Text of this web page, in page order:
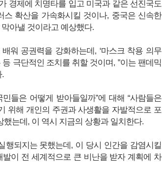
경제에 치명타를 입고 미국과 같은 선진국도
확산을 가속화시킬 것이나, 중국은 신속한
아낼 것이라고 예상했다.
워 공권력을 강화하는데, ‘마스크 착용 의무
등 극단적인 조치를 취할 것이며, ”이는 팬데믹
.
들은 어떻게 받아들일까”에 대해 “사람들은
위해 개인의 주권과 사생활을 자발적으로 포
했는데, 이 역시 지금의 상황과 일치한다.
행되지는 못했는데, 이 당시 인간을 감염시킬
이 전 세계적으로 큰 비난을 받자 계획에 차